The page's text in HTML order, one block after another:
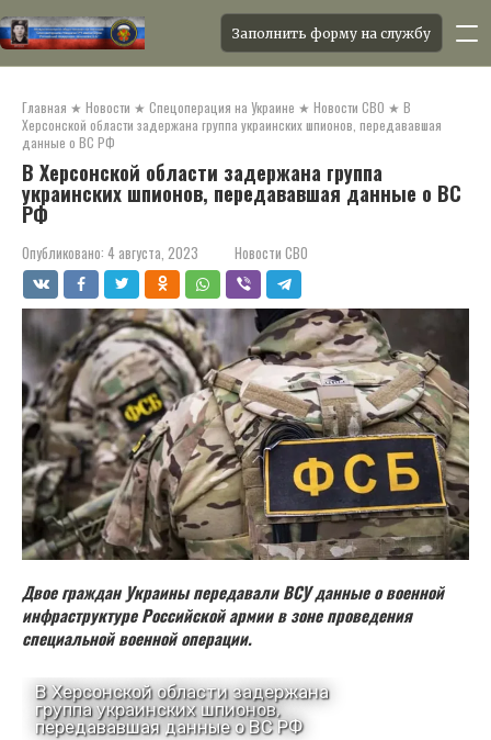
контенту
Заполнить форму на службу
Главная ★ Новости ★ Спецоперация на Украине ★ Новости СВО ★ В
Херсонской области задержана группа украинских шпионов, передававшая
данные о ВС РФ
В Херсонской области задержана группа
украинских шпионов, передававшая данные о ВС
РФ
Опубликовано: 4 августа, 2023 Новости СВО
Двое граждан Украины передавали ВСУ данные о военной
инфраструктуре Российской армии в зоне проведения
специальной военной операции.